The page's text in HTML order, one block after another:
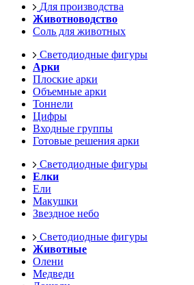
Для производства
Животноводство
Соль для животных
Светодиодные фигуры
Арки
Плоские арки
Объемные арки
Тоннели
Цифры
Входные группы
Готовые решения арки
Светодиодные фигуры
Елки
Ели
Макушки
Звездное небо
Светодиодные фигуры
Животные
Олени
Медведи